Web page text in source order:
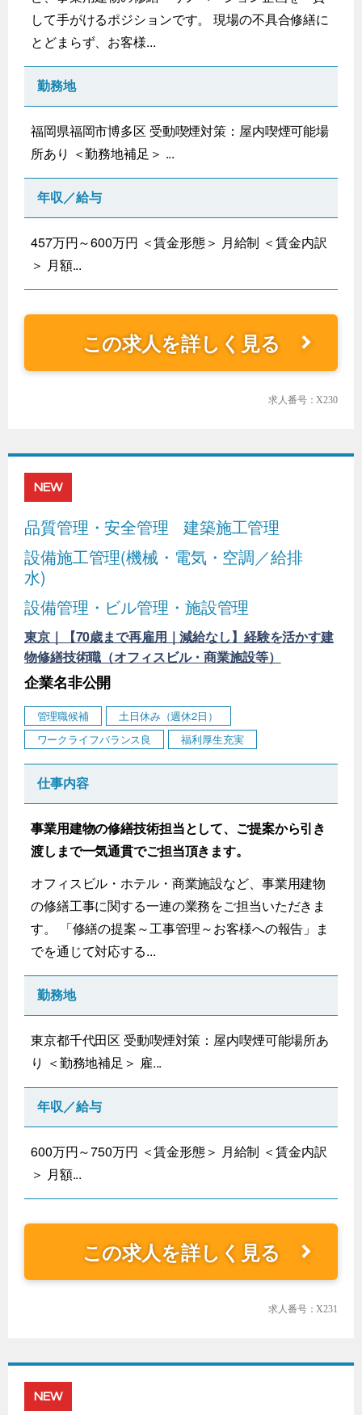
して手がけるポジションです。 現場の不具合修繕に
とどまらず、お客様...
勤務地
福岡県福岡市博多区 受動喫煙対策：屋内喫煙可能場
所あり ＜勤務地補足＞ ...
年収／給与
457万円～600万円 ＜賃金形態＞ 月給制 ＜賃金内訳
＞ 月額...
この求人を詳しく見る
求人番号：X230
NEW
品質管理・安全管理
建築施工管理
設備施工管理(機械・電気・空調／給排
水)
設備管理・ビル管理・施設管理
東京｜【70歳まで再雇用｜減給なし】経験を活かす建
物修繕技術職（オフィスビル・商業施設等）
企業名非公開
管理職候補
土日休み（週休2日）
ワークライフバランス良
福利厚生充実
仕事内容
事業用建物の修繕技術担当として、ご提案から引き
渡しまで一気通貫でご担当頂きます。
オフィスビル・ホテル・商業施設など、事業用建物
の修繕工事に関する一連の業務をご担当いただきま
す。 「修繕の提案～工事管理～お客様への報告」ま
でを通じて対応する...
勤務地
東京都千代田区 受動喫煙対策：屋内喫煙可能場所あ
り ＜勤務地補足＞ 雇...
年収／給与
600万円～750万円 ＜賃金形態＞ 月給制 ＜賃金内訳
＞ 月額...
この求人を詳しく見る
求人番号：X231
NEW